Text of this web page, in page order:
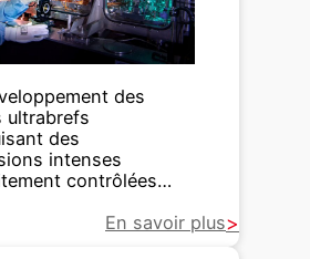
des
ultrabrefs
des
intenses
contrôlées…
En savoir plus